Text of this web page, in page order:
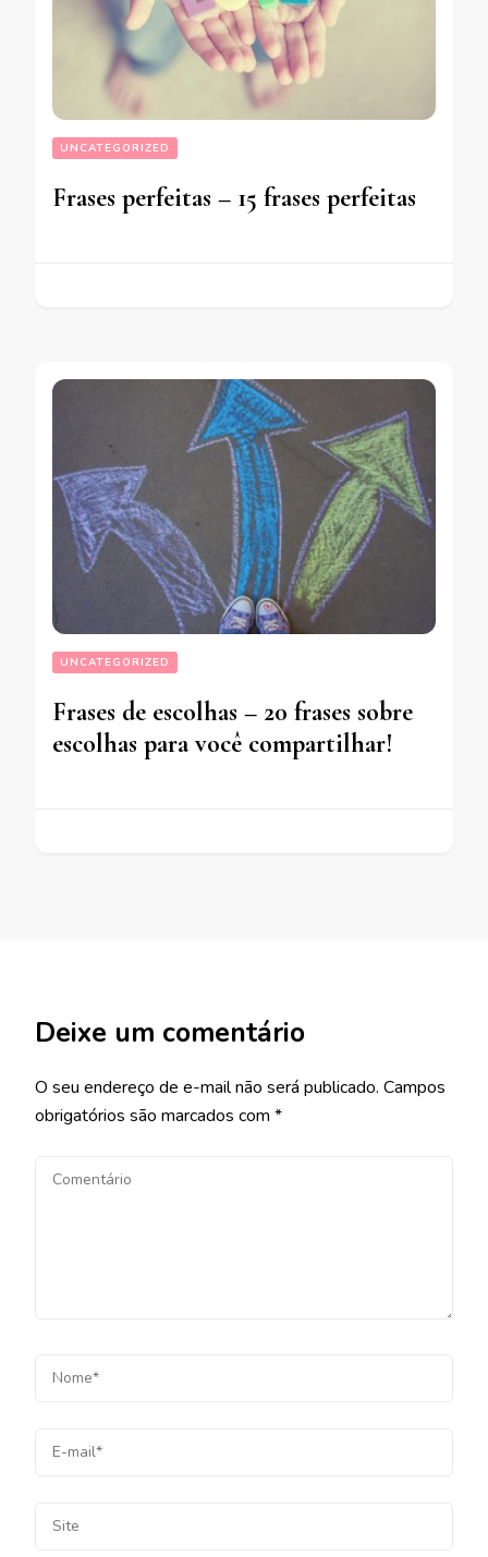
UNCATEGORIZED
Frases perfeitas – 15 frases perfeitas
UNCATEGORIZED
Frases de escolhas – 20 frases sobre
escolhas para você compartilhar!
Deixe um comentário
O seu endereço de e-mail não será publicado. Campos
obrigatórios são marcados com *